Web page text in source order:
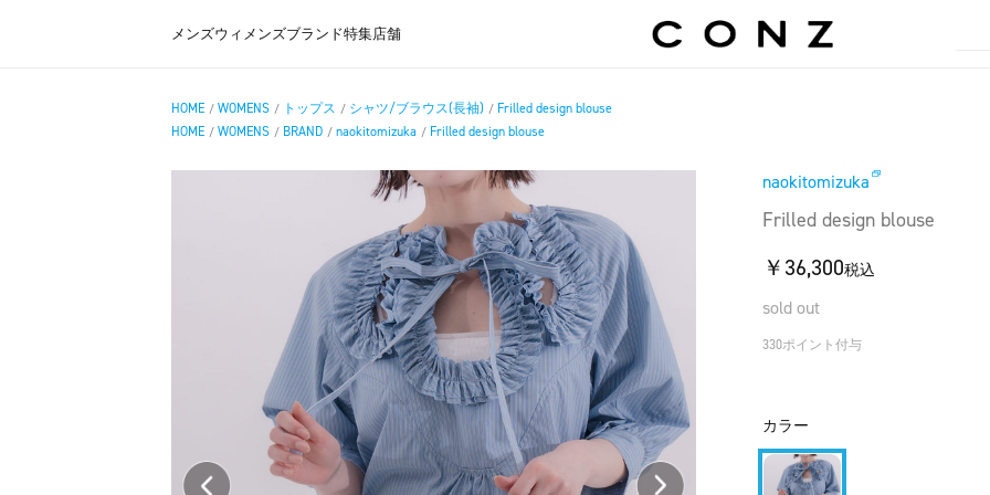
メンズウィメンズブランド特集店舗
HOME / WOMENS / トップス / シャツ/ブラウス(長袖) / Frilled design blouse
HOME / WOMENS / BRAND / naokitomizuka / Frilled design blouse
naokitomizuka
Frilled design blouse
￥36,300税込
sold out
330ポイント付与
カラー